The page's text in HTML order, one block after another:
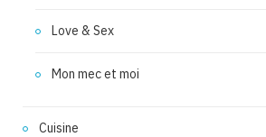
Love & Sex
Mon mec et moi
Cuisine